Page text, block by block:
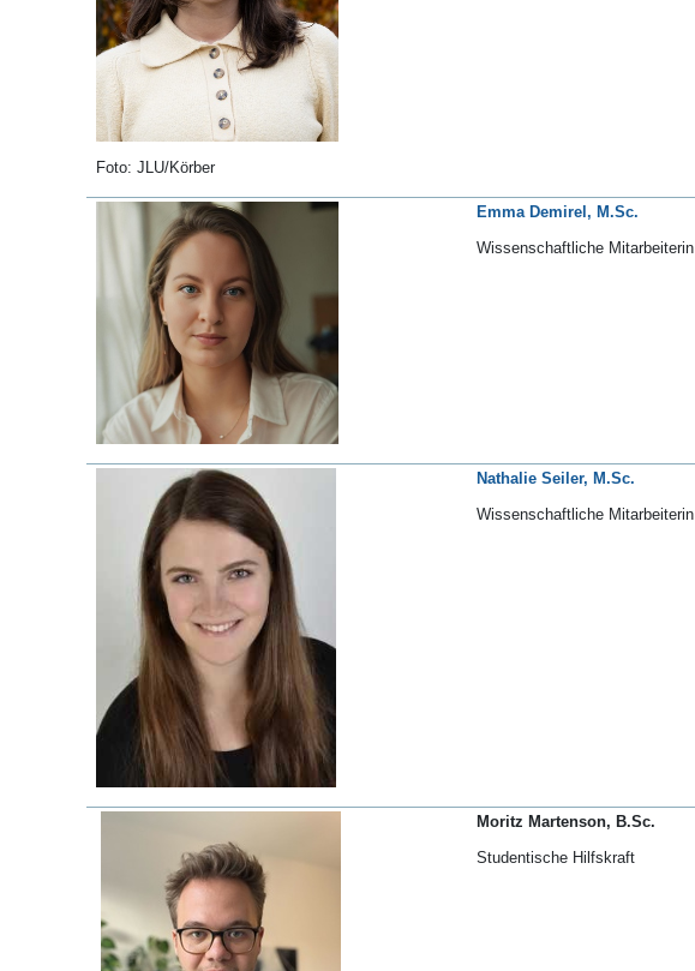
Foto: JLU/Körber
Emma Demirel, M.Sc.
Wissenschaftliche Mitarbeiterin
Nathalie Seiler, M.Sc.
Wissenschaftliche Mitarbeiterin
Moritz Martenson, B.Sc.
Studentische Hilfskraft